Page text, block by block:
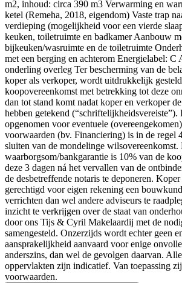
m2, inhoud: circa 390 m3 Verwarming en
ketel (Remeha, 2018, eigendom) Vaste trap
verdieping (mogelijkheid voor een vierde
keuken, toiletruimte en badkamer Aanbouw
bijkeuken/wasruimte en de toiletruimte
met een berging en achterom Energielabel: C
onderling overleg Ter bescherming van de
koper als verkoper, wordt uitdrukkelijk
koopovereenkomst met betrekking tot deze
dan tot stand komt nadat koper en verkoper
hebben getekend
opgenomen voor eventuele
voorwaarden (bv. Financiering) is in de regel
sluiten van de mondelinge wilsovereenkomst.
waarborgsom/bankgarantie is 10% van de
deze 3 dagen ná het vervallen van de
de desbetreffende notaris te deponeren.
gerechtigd voor eigen rekening een
verrichten dan wel andere adviseurs te
inzicht te verkrijgen over de staat van
door ons Tijs & Cyril Makelaardij met de
samengesteld. Onzerzijds wordt echter geen
aansprakelijkheid aanvaard voor enige
anderszins, dan wel de gevolgen daarvan.
oppervlakten zijn indicatief. Van toepassing
voorwaarden.